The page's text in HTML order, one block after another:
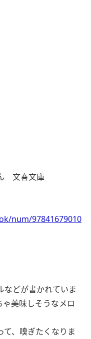
文春文庫
num/97841679010
などが書かれていま
美味しそうなメロ
て、嗅ぎたくなりま